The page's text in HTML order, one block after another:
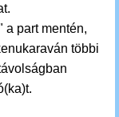
a part mentén,
többi